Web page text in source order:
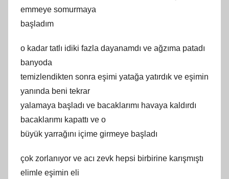
emmeye somurmaya
başladım
o kadar tatlı idiki fazla dayanamdı ve ağzıma patadı
banyoda
temizlendikten sonra eşimi yatağa yatırdık ve eşimin
yanında beni tekrar
yalamaya başladı ve bacaklarımı havaya kaldırdı
bacaklarımı kapattı ve o
büyük yarrağını içime girmeye başladı
çok zorlanıyor ve acı zevk hepsi birbirine karışmıştı
elimle eşimin eli